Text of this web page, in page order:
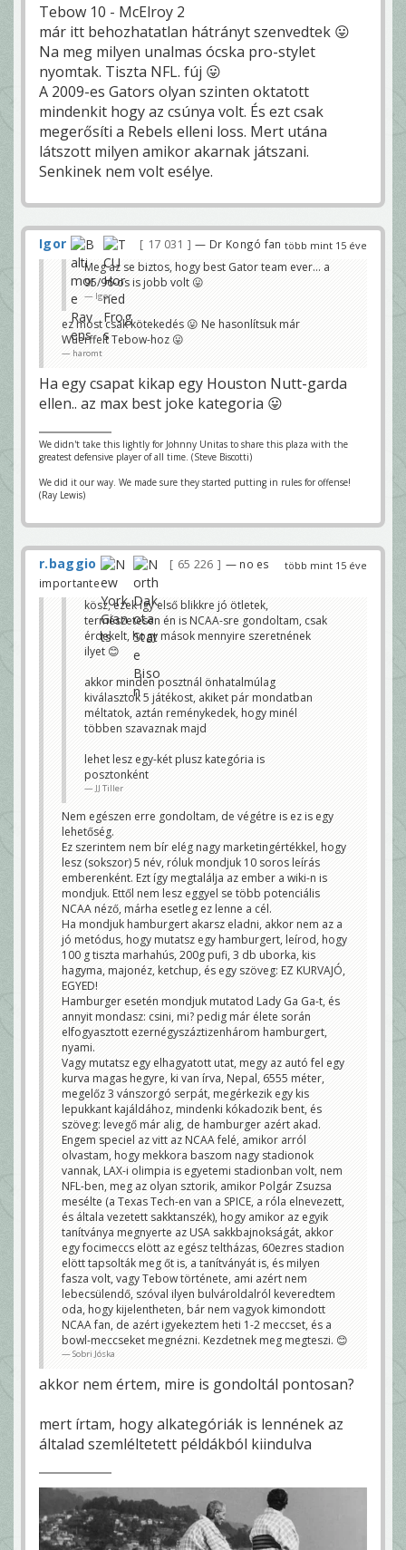
Tebow 10 - McElroy 2
már itt behozhatatlan hátrányt szenvedtek 😛
Na meg milyen unalmas ócska pro-stylet
nyomtak. Tiszta NFL. fúj 😛
A 2009-es Gators olyan szinten oktatott
mindenkit hogy az csúnya volt. És ezt csak
megerősíti a Rebels elleni loss. Mert utána
látszott milyen amikor akarnak játszani.
Senkinek nem volt esélye.
több mint 15 éve
Igor 17 031 — Dr Kongó fan
Meg az se biztos, hogy best Gator team ever... a
95/96-os is jobb volt 😛
Igor
ez most csak kötekedés 😛 Ne hasonlítsuk már
Wuerffelt Tebow-hoz 😛
haromt
Ha egy csapat kikap egy Houston Nutt-garda
ellen.. az max best joke kategoria 😛
We didn't take this lightly for Johnny Unitas to share this plaza with the
greatest defensive player of all time. (Steve Biscotti)
We did it our way. We made sure they started putting in rules for offense!
(Ray Lewis)
több mint 15 éve
r.baggio 65 226
— no es
importante
kösz, ezek így első blikkre jó ötletek,
természetesen én is NCAA-sre gondoltam, csak
érdekelt, hogy mások mennyire szeretnének
ilyet 😊
akkor minden posztnál önhatalmúlag
kiválasztok 5 játékost, akiket pár mondatban
méltatok, aztán reménykedek, hogy minél
többen szavaznak majd
lehet lesz egy-két plusz kategória is
posztonként
JJ Tiller
Nem egészen erre gondoltam, de végétre is ez is egy
lehetőség.
Ez szerintem nem bír elég nagy marketingértékkel, hogy
lesz (sokszor) 5 név, róluk mondjuk 10 soros leírás
emberenként. Ezt így megtalálja az ember a wiki-n is
mondjuk. Ettől nem lesz eggyel se több potenciális
NCAA néző, márha esetleg ez lenne a cél.
Ha mondjuk hamburgert akarsz eladni, akkor nem az a
jó metódus, hogy mutatsz egy hamburgert, leírod, hogy
100 g tiszta marhahús, 200g pufi, 3 db uborka, kis
hagyma, majonéz, ketchup, és egy szöveg: EZ KURVAJÓ,
EGYED!
Hamburger esetén mondjuk mutatod Lady Ga Ga-t, és
annyit mondasz: csini, mi? pedig már élete során
elfogyasztott ezernégyszáztizenhárom hamburgert,
nyami.
Vagy mutatsz egy elhagyatott utat, megy az autó fel egy
kurva magas hegyre, ki van írva, Nepal, 6555 méter,
megelőz 3 vánszorgó serpát, megérkezik egy kis
lepukkant kajáldához, mindenki kókadozik bent, és
szöveg: levegő már alig, de hamburger azért akad.
Engem speciel az vitt az NCAA felé, amikor arról
olvastam, hogy mekkora baszom nagy stadionok
vannak, LAX-i olimpia is egyetemi stadionban volt, nem
NFL-ben, meg az olyan sztorik, amikor Polgár Zsuzsa
mesélte (a Texas Tech-en van a SPICE, a róla elnevezett,
és általa vezetett sakktanszék), hogy amikor az egyik
tanítványa megnyerte az USA sakkbajnokságát, akkor
egy focimeccs elött az egész teltházas, 60ezres stadion
elött tapsolták meg őt is, a tanítványát is, és milyen
fasza volt, vagy Tebow története, ami azért nem
lebecsülendő, szóval ilyen bulvároldalról keveredtem
oda, hogy kijelentheten, bár nem vagyok kimondott
NCAA fan, de azért igyekeztem heti 1-2 meccset, és a
bowl-meccseket megnézni. Kezdetnek meg megteszi. 😊
Sobri Jóska
akkor nem értem, mire is gondoltál pontosan?
mert írtam, hogy alkategóriák is lennének az
általad szemléltetett példákból kiindulva